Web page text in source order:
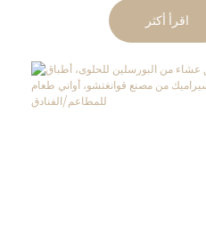
اقرأ أكثر